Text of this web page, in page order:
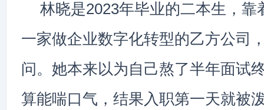
林晓是2023年毕业的二本生，靠
一家做企业数字化转型的乙方公司
问。她本来以为自己熬了半年面试
算能喘口气，结果入职第一天就被